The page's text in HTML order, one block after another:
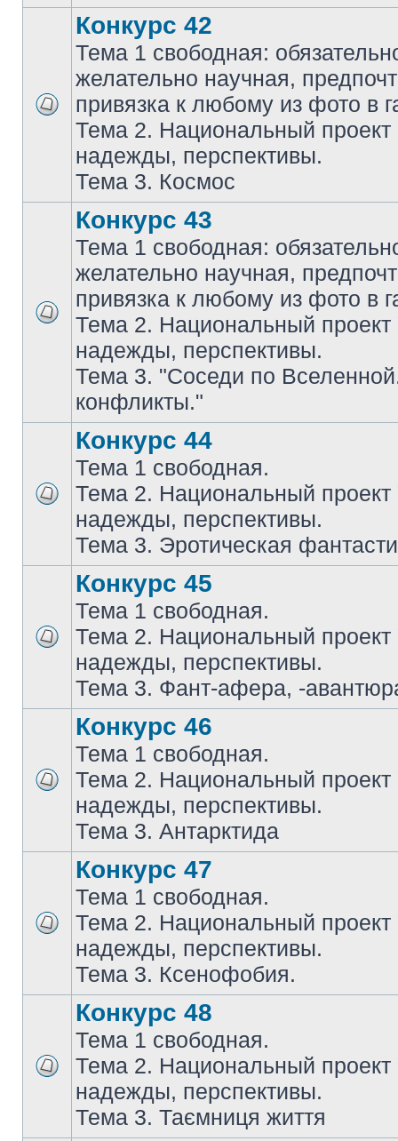
Конкурс 42
Тема 1 свободная:
желательно научная,
привязка к любому из фото в
Тема 2. Национальный
надежды, перспективы.
Тема 3. Космос
Конкурс 43
Тема 1 свободная:
желательно научная,
привязка к любому из фото в
Тема 2. Национальный
надежды, перспективы.
Тема 3. "Соседи по
конфликты."
Конкурс 44
Тема 1 свободная.
Тема 2. Национальный
надежды, перспективы.
Тема 3. Эротическая
Конкурс 45
Тема 1 свободная.
Тема 2. Национальный
надежды, перспективы.
Тема 3. Фант-афера, -
Конкурс 46
Тема 1 свободная.
Тема 2. Национальный
надежды, перспективы.
Тема 3. Антарктида
Конкурс 47
Тема 1 свободная.
Тема 2. Национальный
надежды, перспективы.
Тема 3. Ксенофобия.
Конкурс 48
Тема 1 свободная.
Тема 2. Национальный
надежды, перспективы.
Тема 3. Таємниця життя